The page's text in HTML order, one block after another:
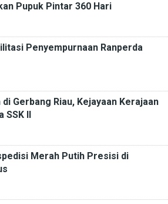
Pupuk Pintar 360 Hari
Penyempurnaan Ranperda
Gerbang Riau, Kejayaan Kerajaan
II
Merah Putih Presisi di